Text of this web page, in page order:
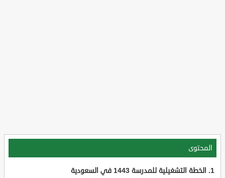
المحتوى
الخطة التشغيلية للمدرسة 1443 في السعودية